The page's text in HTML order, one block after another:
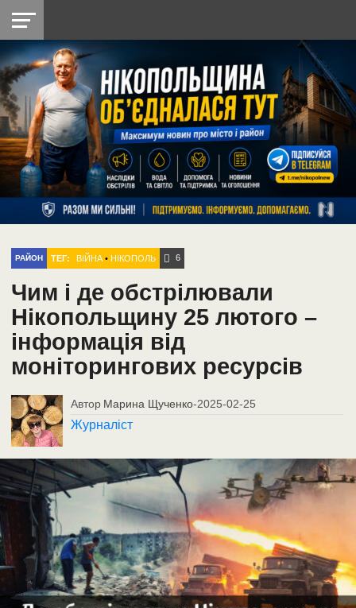
НІКОПОЛЬ
РАЙОН
СІЧЕСЛАВСЬКА
УКРАЇНА
РЕТРО
НІКОПОЛЬ
ЛАЙТ
УКРАЇНА
ДОПОМОГА
РАДІО
РАЙОН ТЕГ: ВІЙНА •НІКОПОЛЬ 6
Чим і де обстрілювали
Нікопольщину 25 лютого –
інформація від
моніторингових ресурсів
Автор Марина Щученко-2025-02-25
Журналіст